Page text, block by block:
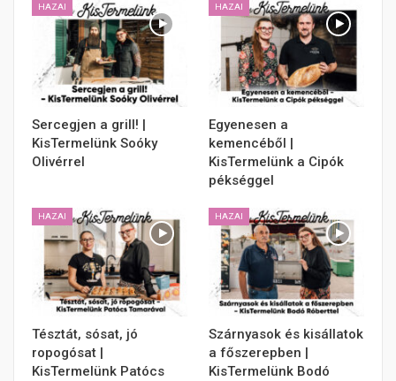
HAZAI
Sercegjen a grill! |
KisTermelünk Soóky
Olivérrel
HAZAI
Egyenesen a
kemencéből |
KisTermelünk a Cipók
pékséggel
HAZAI
Tésztát, sósat, jó
ropogósat |
KisTermelünk Patócs
HAZAI
Szárnyasok és kisállatok
a főszerepben |
KisTermelünk Bodó